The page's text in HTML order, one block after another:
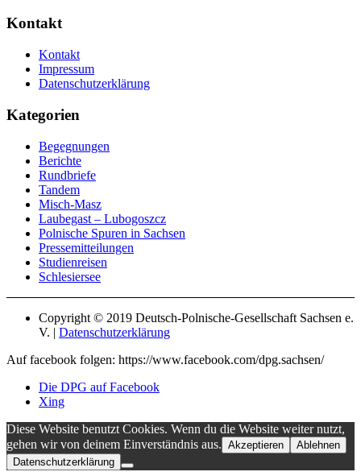
Kontakt
Kontakt
Impressum
Datenschutzerklärung
Kategorien
Begegnungen
Berichte
Rundbriefe
Tandem
Misch-Masz
Laubegast – Lubogoszcz
Polnische Spuren in Sachsen
Pressemitteilungen
Studienreisen
Schlesiersee
Copyright © 2019 Deutsch-Polnische-Gesellschaft Sachsen e.
V. | Datenschutzerklärung
Auf facebook folgen: https://www.facebook.com/dpg.sachsen/
Die DPG auf Facebook
Xing
Diese Website benutzt Cookies. Wenn du die Website weiter nutzt,
gehen wir von deinem Einverständnis aus. Akzeptieren
Ablehnen
Datenschutzerklärung